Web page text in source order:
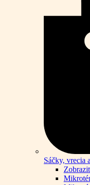
Sáčky, vrecia